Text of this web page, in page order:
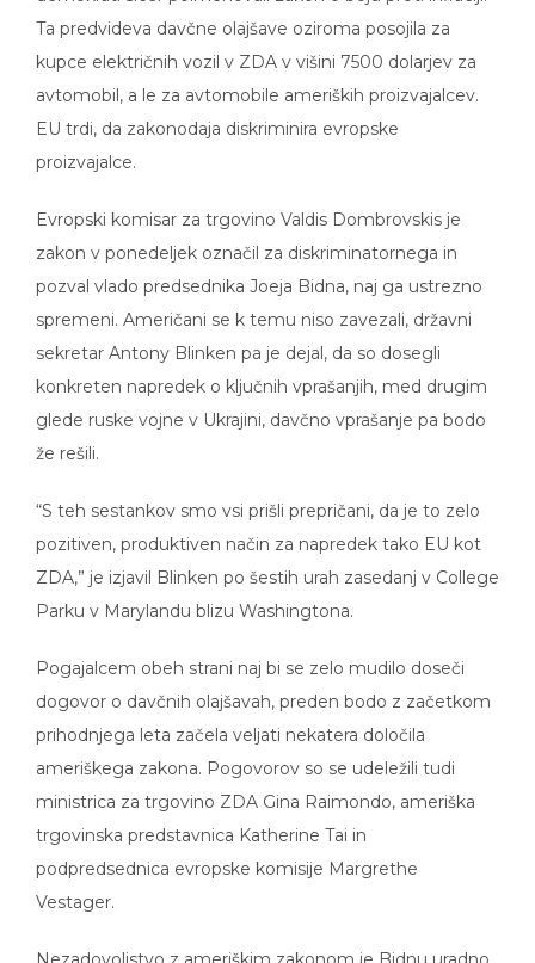
Ta predvideva davčne olajšave oziroma posojila za
kupce električnih vozil v ZDA v višini 7500 dolarjev za
avtomobil, a le za avtomobile ameriških proizvajalcev.
EU trdi, da zakonodaja diskriminira evropske
zakon v ponedeljek označil za diskriminatornega in
pozval vlado predsednika Joeja Bidna, naj ga ustrezno
spremeni. Američani se k temu niso zavezali, državni
sekretar Antony Blinken pa je dejal, da so dosegli
konkreten napredek o ključnih vprašanjih, med drugim
glede ruske vojne v Ukrajini, davčno vprašanje pa bodo
že rešili.
pozitiven, produktiven način za napredek tako EU kot
ZDA,” je izjavil Blinken po šestih urah zasedanj v College
Parku v Marylandu blizu Washingtona.
dogovor o davčnih olajšavah, preden bodo z začetkom
prihodnjega leta začela veljati nekatera določila
ameriškega zakona. Pogovorov so se udeležili tudi
ministrica za trgovino ZDA Gina Raimondo, ameriška
trgovinska predstavnica Katherine Tai in
podpredsednica evropske komisije Margrethe
Vestager.